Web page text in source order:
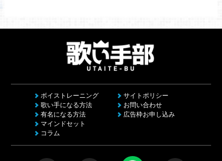
ボイストレーニング
歌い手になる方法
有名になる方法
マインドセット
コラム
サイトポリシー
お問い合わせ
広告枠お申し込み